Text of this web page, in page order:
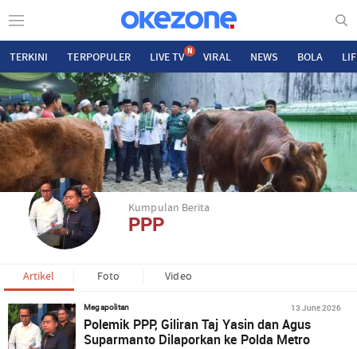
TERKINI TERPOPULER LIVE TV N VIRAL NEWS BOLA
Kumpulan Berita
PPP
Artikel Foto Video
Megapolitan 13 June 2026
Polemik PPP, Giliran Taj Yasin dan Agus
Suparmanto Dilaporkan ke Polda Metro